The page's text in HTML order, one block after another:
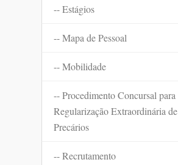
-- Estágios
-- Mapa de Pessoal
-- Mobilidade
-- Procedimento Concursal para
Regularização Extraordinária
Precários
-- Recrutamento